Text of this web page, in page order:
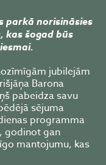
parkā norisināsies
kas šogad būs
jubilejām
Barona
pabeidza savu
sējuma
programma
, godinot gan
mantojumu, kas